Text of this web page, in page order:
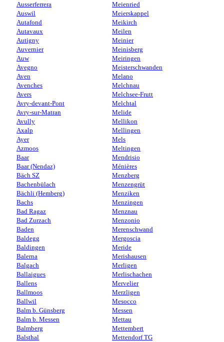
Ausserferrera
Auswil
Autafond
Autavaux
Autigny
Auvernier
Auw
Avegno
Aven
Avenches
Avers
Avry-devant-Pont
Avry-sur-Matran
Avully
Axalp
Ayer
Azmoos
Baar
Baar (Nendaz)
Bäch SZ
Bachenbülach
Bächli (Hemberg)
Bachs
Bad Ragaz
Bad Zurzach
Baden
Baldegg
Baldingen
Balerna
Balgach
Ballaigues
Ballens
Ballmoos
Ballwil
Balm b. Günsberg
Balm b. Messen
Balmberg
Balsthal
Meienried
Meierskappel
Meikirch
Meilen
Meinier
Meinisberg
Meiringen
Meisterschwanden
Melano
Melchnau
Melchsee-Frutt
Melchtal
Melide
Mellikon
Mellingen
Mels
Meltingen
Mendrisio
Ménières
Menzberg
Menzengrüt
Menziken
Menzingen
Menznau
Menzonio
Merenschwand
Mergoscia
Meride
Merishausen
Merligen
Merlischachen
Mervelier
Merzligen
Mesocco
Messen
Mettau
Mettembert
Mettendorf TG